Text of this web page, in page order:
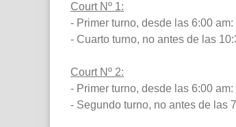
Court Nº 1:
- Primer turno, desde las 6:00
- Cuarto turno, no antes de las
Court Nº 2:
- Primer turno, desde las 6:00
- Segundo turno, no antes de las